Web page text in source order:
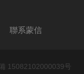
聯系蒙信
15082102000039号